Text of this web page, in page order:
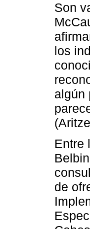
Son
los
algún
Entre
de